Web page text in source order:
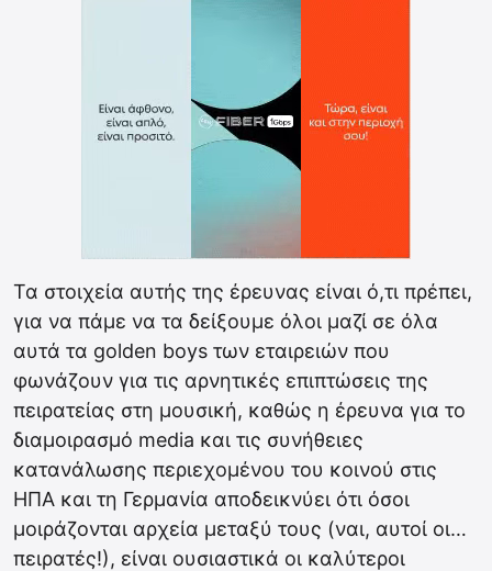
Τα στοιχεία αυτής της έρευνας είναι ό,τι πρέπει,
για να πάμε να τα δείξουμε όλοι μαζί σε όλα
αυτά τα golden boys των εταιρειών που
φωνάζουν για τις αρνητικές επιπτώσεις της
πειρατείας στη μουσική, καθώς η έρευνα για το
διαμοιρασμό media και τις συνήθειες
κατανάλωσης περιεχομένου του κοινού στις
ΗΠΑ και τη Γερμανία αποδεικνύει ότι όσοι
μοιράζονται αρχεία μεταξύ τους (ναι, αυτοί οι…
πειρατές!), είναι ουσιαστικά οι καλύτεροι